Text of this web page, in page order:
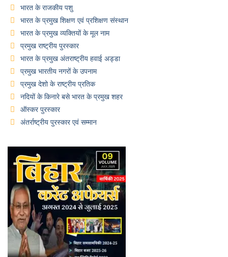
भारत के राजकीय पशु
भारत के प्रमुख शिक्षण एवं प्रशिक्षण संस्थान
भारत के प्रमुख व्यक्तियों के मूल नाम
प्रमुख राष्ट्रीय पुरस्कार
भारत के प्रमुख अंतराष्ट्रीय हवाई अड्डा
प्रमुख भारतीय नगरों के उपनाम
प्रमुख देशो के राष्ट्रीय प्रतिक
नदियों के किनारे बसे भारत के प्रमुख शहर
ऑस्कर पुरस्कार
अंतर्राष्ट्रीय पुरस्कार एवं सम्मान